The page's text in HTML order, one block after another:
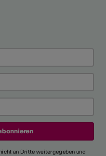
an Dritte weitergegeben und